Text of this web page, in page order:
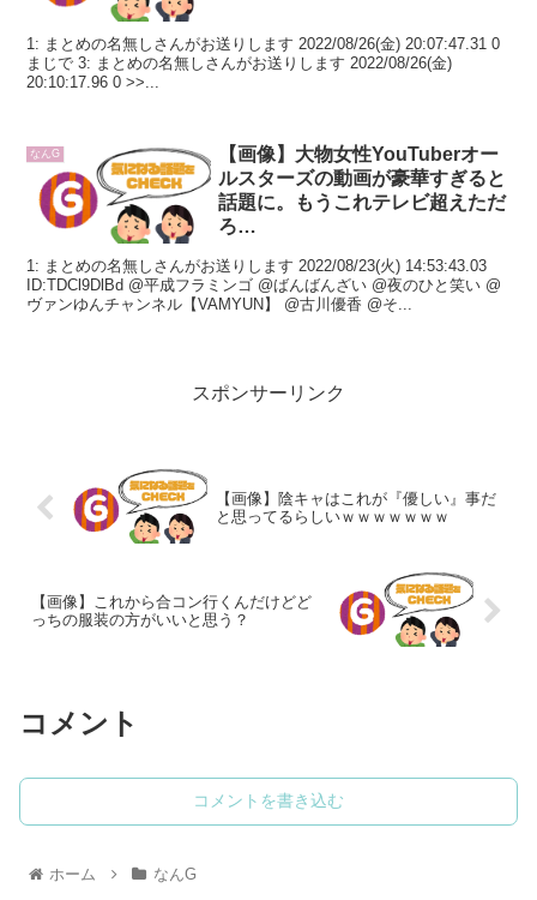
1: まとめの名無しさんがお送りします 2022/08/26(金) 20:07:47.31 0
まじで 3: まとめの名無しさんがお送りします 2022/08/26(金)
20:10:17.96 0 >>...
なんG
【画像】大物女性YouTuberオー
ルスターズの動画が豪華すぎると
話題に。もうこれテレビ超えただ
ろ…
1: まとめの名無しさんがお送りします 2022/08/23(火) 14:53:43.03
ID:TDCl9DlBd @平成フラミンゴ @ばんばんざい @夜のひと笑い @
ヴァンゆんチャンネル【VAMYUN】 @古川優香 @そ...
スポンサーリンク
【画像】陰キャはこれが『優しい』事だ
と思ってるらしいｗｗｗｗｗｗｗ
【画像】これから合コン行くんだけどど
っちの服装の方がいいと思う？
コメント
コメントを書き込む
ホーム なんG